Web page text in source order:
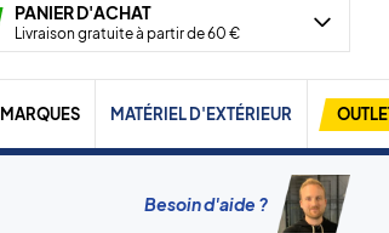
PANIER D'ACHAT
Livraison gratuite à partir de 60 €
MARQUES MATÉRIEL D'EXTÉRIEUR
Besoin d'aide ?